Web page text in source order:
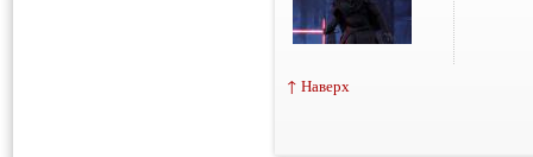
↑ Наверх